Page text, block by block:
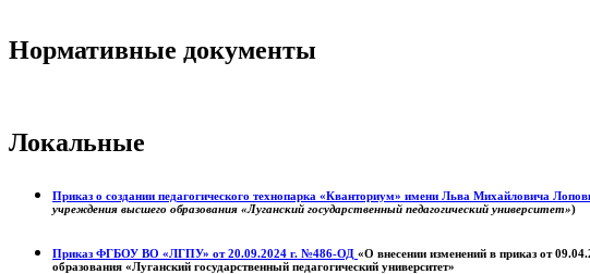
Нормативные документы
Локальные
Приказ о создании педагогического технопарка «Кванториум» имени Льва Михайловича
учреждения высшего образования «Луганский государственный педагогический университет»)
Приказ ФГБОУ ВО «ЛГПУ» от 20.09.2024 г. №486-ОД «О внесении изменений в приказ от
образования «Луганский государственный педагогический университет»